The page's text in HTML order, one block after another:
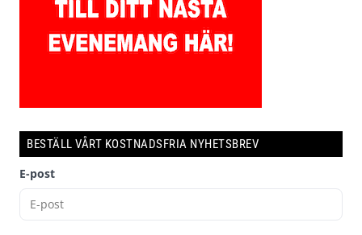
BESTÄLL VÅRT KOSTNADSFRIA NYHETSBREV
E-post